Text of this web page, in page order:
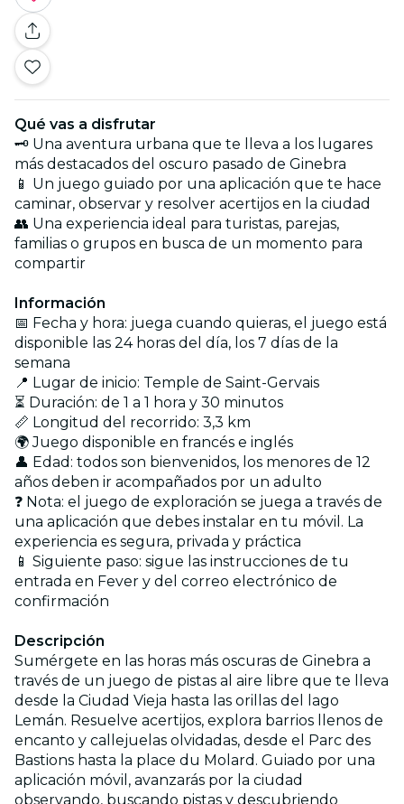
Qué vas a disfrutar
🗝️ Una aventura urbana que te lleva a los lugares
más destacados del oscuro pasado de Ginebra
📱 Un juego guiado por una aplicación que te hace
caminar, observar y resolver acertijos en la ciudad
👥 Una experiencia ideal para turistas, parejas,
familias o grupos en busca de un momento para
compartir
Información
📅 Fecha y hora: juega cuando quieras, el juego está
disponible las 24 horas del día, los 7 días de la
semana
📍 Lugar de inicio: Temple de Saint-Gervais
⏳ Duración: de 1 a 1 hora y 30 minutos
📏 Longitud del recorrido: 3,3 km
🌍 Juego disponible en francés e inglés
👤 Edad: todos son bienvenidos, los menores de 12
años deben ir acompañados por un adulto
❓ Nota: el juego de exploración se juega a través de
una aplicación que debes instalar en tu móvil. La
experiencia es segura, privada y práctica
📱 Siguiente paso: sigue las instrucciones de tu
entrada en Fever y del correo electrónico de
confirmación
Descripción
Sumérgete en las horas más oscuras de Ginebra a
través de un juego de pistas al aire libre que te lleva
desde la Ciudad Vieja hasta las orillas del lago
Lemán. Resuelve acertijos, explora barrios llenos de
encanto y callejuelas olvidadas, desde el Parc des
Bastions hasta la place du Molard. Guiado por una
aplicación móvil, avanzarás por la ciudad
observando, buscando pistas y descubriendo